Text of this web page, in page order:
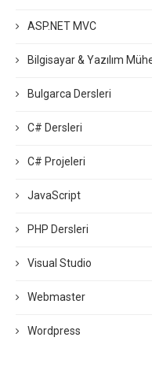
ASP.NET MVC
Bilgisayar & Yazılım
Bulgarca Dersleri
C# Dersleri
C# Projeleri
JavaScript
PHP Dersleri
Visual Studio
Webmaster
Wordpress